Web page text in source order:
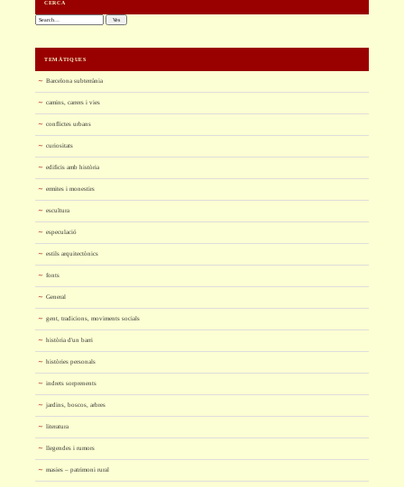
CERCA
Cerca:
TEMÀTIQUES
Barcelona subterrània
camins, carrers i vies
conflictes urbans
curiositats
edificis amb història
ermites i monestirs
escultura
especulació
estils arquitectònics
fonts
General
gent, tradicions, moviments socials
història d'un barri
històries personals
indrets sorprenents
jardins, boscos, arbres
literatura
llegendes i rumors
masies – patrimoni rural